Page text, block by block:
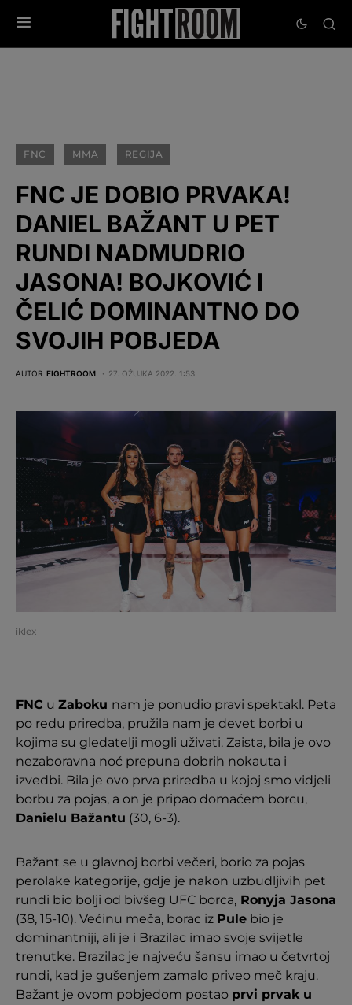
FNC MMA REGIJA
FNC JE DOBIO PRVAKA!
DANIEL BAŽANT U PET
RUNDI NADMUDRIO
JASONA! BOJKOVIĆ I
ČELIĆ DOMINANTNO DO
SVOJIH POBJEDA
AUTOR FIGHTROOM 27. OŽUJKA 2022. 1:53
iklex
FNC u Zaboku nam je ponudio pravi spektakl. Peta
po redu priredba, pružila nam je devet borbi u
kojima su gledatelji mogli uživati. Zaista, bila je ovo
nezaboravna noć prepuna dobrih nokauta i
izvedbi. Bila je ovo prva priredba u kojoj smo vidjeli
borbu za pojas, a on je pripao domaćem borcu,
Danielu Bažantu (30, 6-3).
Bažant se u glavnoj borbi večeri, borio za pojas
perolake kategorije, gdje je nakon uzbudljivih pet
rundi bio bolji od bivšeg UFC borca, Ronyja Jasona
(38, 15-10). Većinu meča, borac iz Pule bio je
dominantniji, ali je i Brazilac imao svoje svijetle
trenutke. Brazilac je najveću šansu imao u četvrtoj
rundi, kad je gušenjem zamalo priveo meč kraju.
Bažant je ovom pobjedom postao prvi prvak u